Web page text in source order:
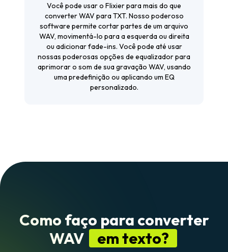
Você pode usar o Flixier para mais do que
converter WAV para TXT. Nosso poderoso
software permite cortar partes de um arquivo
WAV, movimentá-lo para a esquerda ou direita
ou adicionar fade-ins. Você pode até usar
nossas poderosas opções de equalizador para
aprimorar o som de sua gravação WAV, usando
uma predefinição ou aplicando um EQ
personalizado.
Como faço para converter
WAV
em texto?